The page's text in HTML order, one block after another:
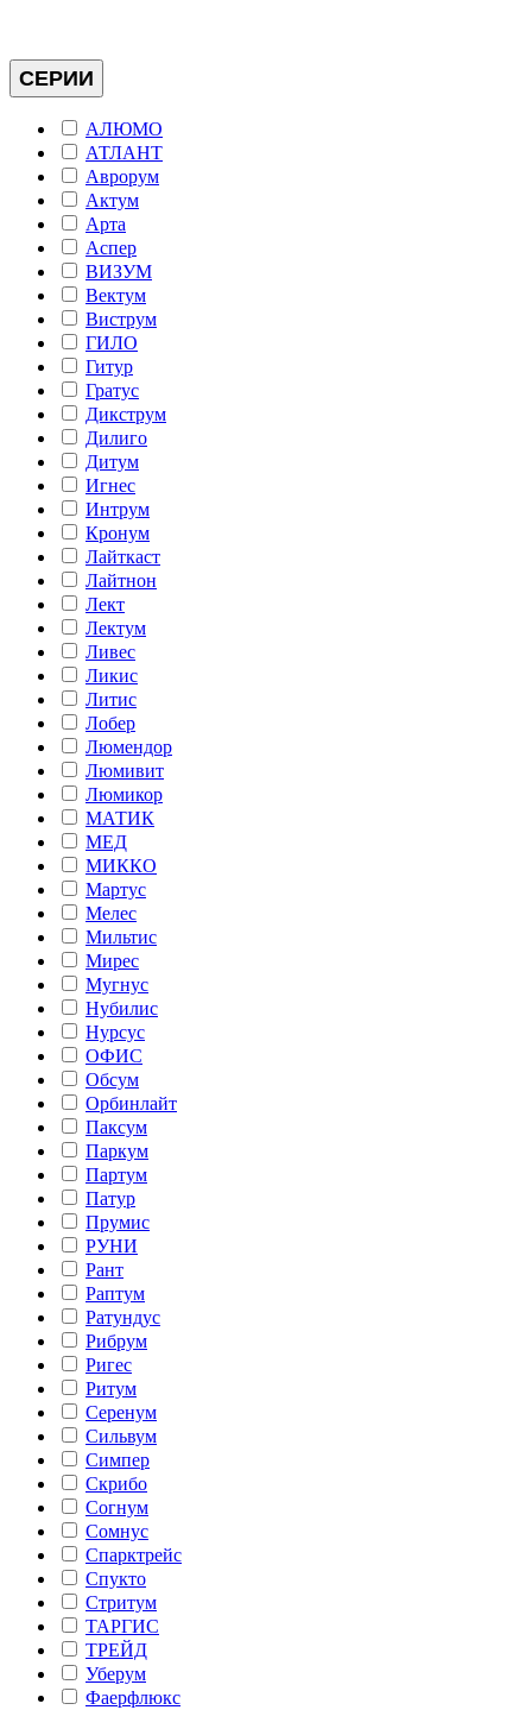
СЕРИИ
АЛЮМО
АТЛАНТ
Аврорум
Актум
Арта
Аспер
ВИЗУМ
Вектум
Виструм
ГИЛО
Гитур
Гратус
Дикструм
Дилиго
Дитум
Игнес
Интрум
Кронум
Лайткаст
Лайтнон
Лект
Лектум
Ливес
Ликис
Литис
Лобер
Люмендор
Люмивит
Люмикор
МАТИК
МЕД
МИККО
Мартус
Мелес
Мильтис
Мирес
Мугнус
Нубилис
Нурсус
ОФИС
Обсум
Орбинлайт
Паксум
Паркум
Партум
Патур
Прумис
РУНИ
Рант
Раптум
Ратундус
Рибрум
Ригес
Ритум
Серенум
Сильвум
Симпер
Скрибо
Согнум
Сомнус
Спарктрейс
Спукто
Стритум
ТАРГИС
ТРЕЙД
Уберум
Фаерфлюкс